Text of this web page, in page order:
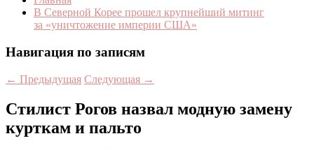
В Северной Корее прошел крупнейший митинг
за «уничтожение империи США»
Навигация по записям
← Предыдущая Следующая →
Стилист Рогов назвал модную замену
курткам и пальто